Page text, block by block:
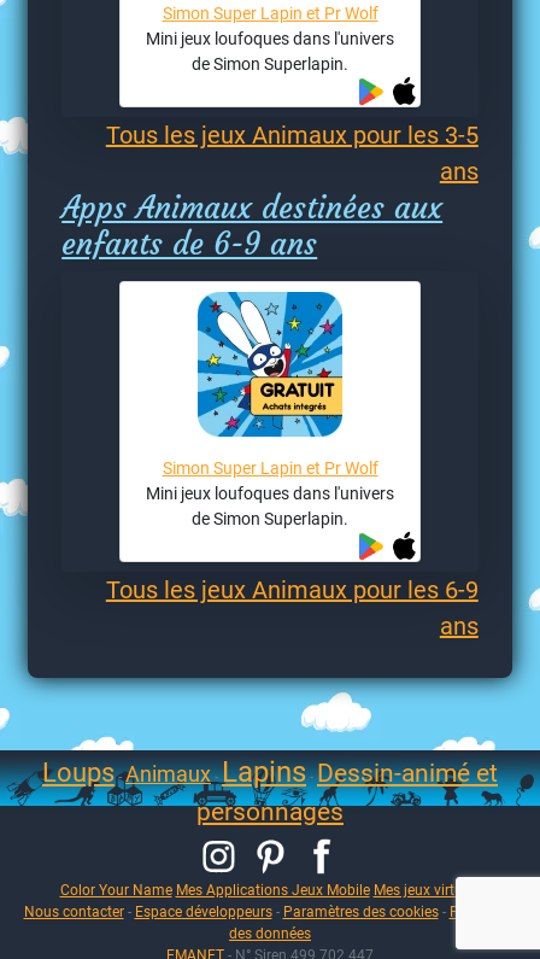
Simon Super Lapin et Pr Wolf
Mini jeux loufoques dans l'univers
de Simon Superlapin.
Tous les jeux Animaux pour les 3-5
ans
Apps Animaux destinées aux
enfants de 6-9 ans
Simon Super Lapin et Pr Wolf
Mini jeux loufoques dans l'univers
de Simon Superlapin.
Tous les jeux Animaux pour les 6-9
ans
Loups-Animaux-Lapins-Dessin-animé et
personnages
Color Your Name Mes Applications Jeux Mobile Mes jeux virtuels
Nous contacter- Espace développeurs- Paramètres des cookies- Protection
des données
EMANET - N° Siren 499 702 447